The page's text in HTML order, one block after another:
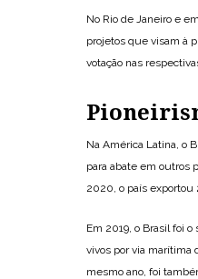
No Rio de Janeiro e
projetos que visam à
votação nas
Na América Latina, o
para abate em outros
2020, o país exportou
Em 2019, o Brasil foi
vivos por via marítima
mesmo ano, foi